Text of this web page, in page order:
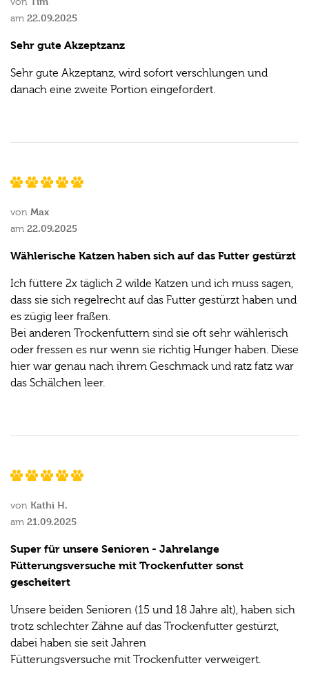
am 22.09.2025
Sehr gute Akzeptzanz
Sehr gute Akzeptanz, wird sofort verschlungen und
danach eine zweite Portion eingefordert.
von Max
am 22.09.2025
Wählerische Katzen haben sich auf das Futter gestürzt
Ich füttere 2x täglich 2 wilde Katzen und ich muss sagen,
dass sie sich regelrecht auf das Futter gestürzt haben und
es zügig leer fraßen.
Bei anderen Trockenfuttern sind sie oft sehr wählerisch
oder fressen es nur wenn sie richtig Hunger haben. Diese
hier war genau nach ihrem Geschmack und ratz fatz war
das Schälchen leer.
von Kathi H.
am 21.09.2025
Super für unsere Senioren - Jahrelange
Fütterungsversuche mit Trockenfutter sonst
gescheitert
Unsere beiden Senioren (15 und 18 Jahre alt), haben sich
trotz schlechter Zähne auf das Trockenfutter gestürzt,
dabei haben sie seit Jahren
Fütterungsversuche mit Trockenfutter verweigert.